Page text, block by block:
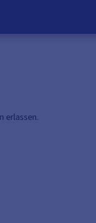
erlassen.